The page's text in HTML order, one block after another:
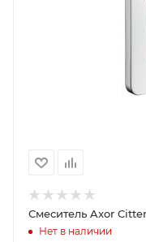
Смеситель Axor
Нет в наличии